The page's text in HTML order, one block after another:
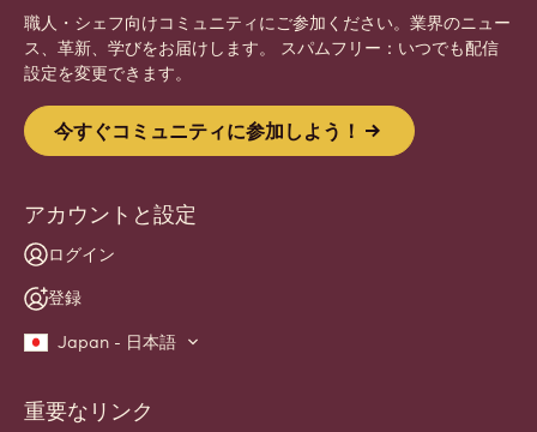
職人・シェフ向けコミュニティにご参加ください。業界のニュー
ス、革新、学びをお届けします。 スパムフリー：いつでも配信
設定を変更できます。
今すぐコミュニティに参加しよう！
アカウントと設定
ログイン
登録
Japan - 日本語
Footer
重要なリンク